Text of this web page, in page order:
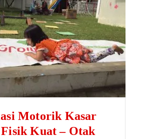
Motorik Kasar
Kuat – Otak